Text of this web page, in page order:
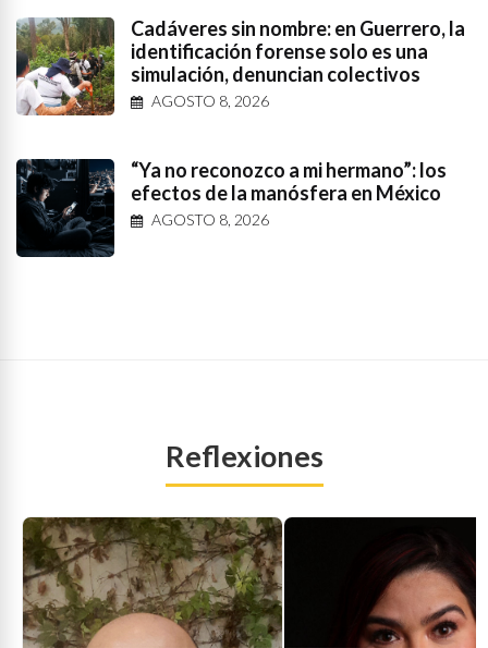
Cadáveres sin nombre: en Guerrero, la
identificación forense solo es una
simulación, denuncian colectivos
AGOSTO 8, 2026
“Ya no reconozco a mi hermano”: los
efectos de la manósfera en México
AGOSTO 8, 2026
Reflexiones